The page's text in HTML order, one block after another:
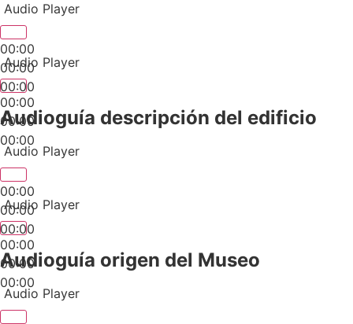
Audio Player
00:00
00:00
00:00
Audio Player
00:00
00:00
00:00
Audioguía descripción del edificio
Audio Player
00:00
00:00
00:00
Audio Player
00:00
00:00
00:00
Audioguía origen del Museo
Audio Player